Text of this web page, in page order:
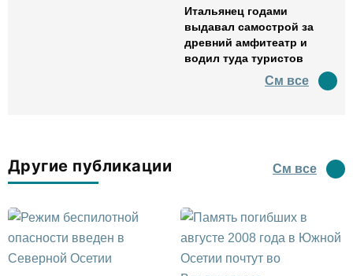
Итальянец годами
выдавал самострой за
древний амфитеатр и
водил туда туристов
См все
Другие публикации См все